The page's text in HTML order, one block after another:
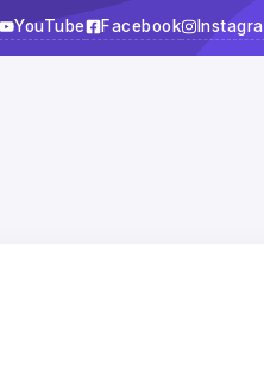
YouTube Facebook